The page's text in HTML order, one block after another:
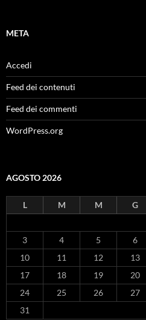
META
Accedi
Feed dei contenuti
Feed dei commenti
WordPress.org
AGOSTO 2026
L M M G
3
4 5 6
10
11 12 13
17
18 19 20
24
25 26 27
31